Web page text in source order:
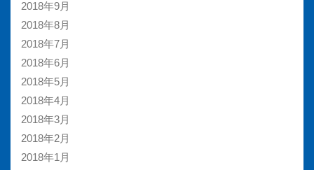
2018年9月
2018年8月
2018年7月
2018年6月
2018年5月
2018年4月
2018年3月
2018年2月
2018年1月